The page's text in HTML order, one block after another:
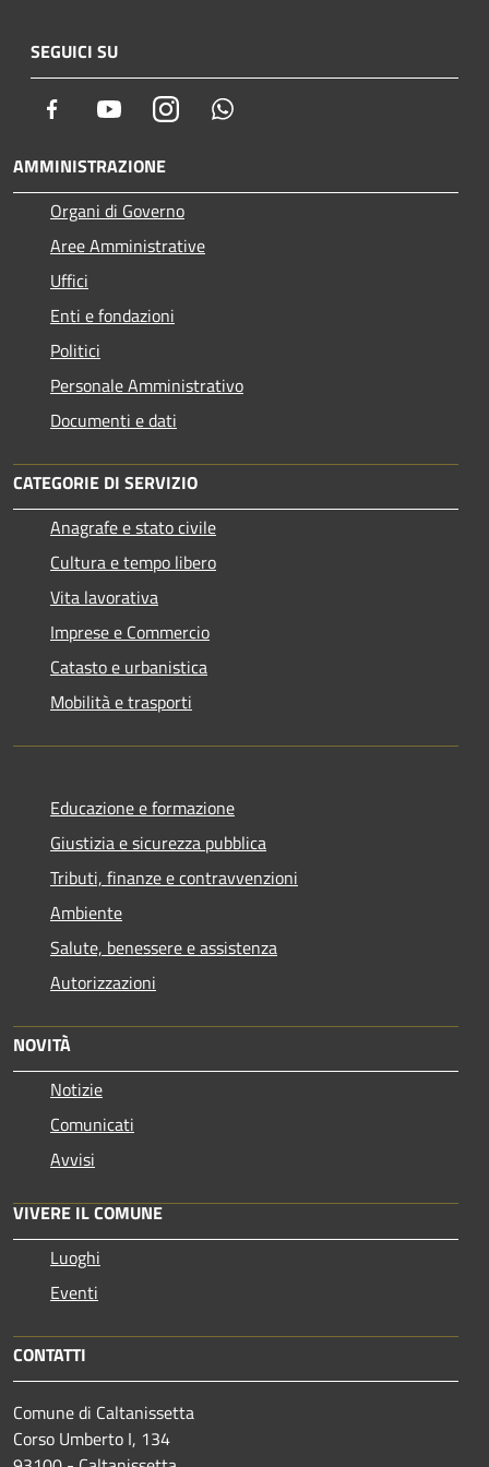
SEGUICI SU
Facebook YoutubeInstagram
AMMINISTRAZIONE
Organi di Governo
Aree Amministrative
Uffici
Enti e fondazioni
Politici
Personale Amministrativo
Documenti e dati
CATEGORIE DI SERVIZIO
Anagrafe e stato civile
Cultura e tempo libero
Vita lavorativa
Imprese e Commercio
Catasto e urbanistica
Mobilità e trasporti
Educazione e formazione
Giustizia e sicurezza pubblica
Tributi, finanze e contravvenzioni
Ambiente
Salute, benessere e assistenza
Autorizzazioni
NOVITÀ
Notizie
Comunicati
Avvisi
VIVERE IL COMUNE
Luoghi
Eventi
CONTATTI
Comune di Caltanissetta
Corso Umberto I, 134